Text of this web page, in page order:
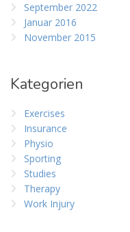
September 2022
Januar 2016
November 2015
Kategorien
Exercises
Insurance
Physio
Sporting
Studies
Therapy
Work Injury